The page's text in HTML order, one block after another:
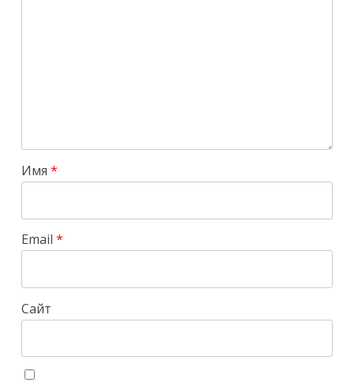
Имя*
Email*
Сайт